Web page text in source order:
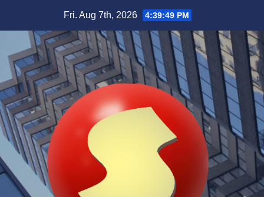
content
Fri. Aug 7th, 2026 4:39:50 PM